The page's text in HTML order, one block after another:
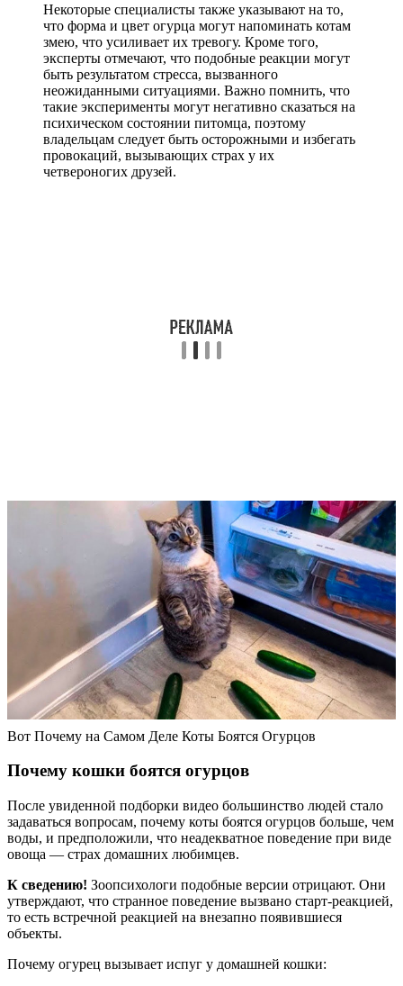
Некоторые специалисты также указывают на то,
что форма и цвет огурца могут напоминать котам
змею, что усиливает их тревогу. Кроме того,
эксперты отмечают, что подобные реакции могут
быть результатом стресса, вызванного
неожиданными ситуациями. Важно помнить, что
такие эксперименты могут негативно сказаться на
психическом состоянии питомца, поэтому
владельцам следует быть осторожными и избегать
провокаций, вызывающих страх у их
четвероногих друзей.
Вот Почему на Самом Деле Коты Боятся Огурцов
Почему кошки боятся огурцов
После увиденной подборки видео большинство людей стало
задаваться вопросам, почему коты боятся огурцов больше, чем
воды, и предположили, что неадекватное поведение при виде
овоща — страх домашних любимцев.
К сведению! Зоопсихологи подобные версии отрицают. Они
утверждают, что странное поведение вызвано старт-реакцией,
то есть встречной реакцией на внезапно появившиеся
объекты.
Почему огурец вызывает испуг у домашней кошки: